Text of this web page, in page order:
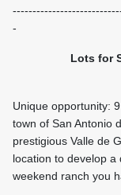
-
Lots for
Unique opportunity:
town of San Antonio
prestigious Valle de
location to develop
weekend ranch you